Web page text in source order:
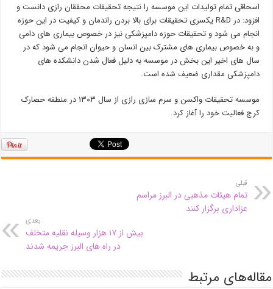
اسحاقی تمام تولیدات این موسسه را نتیجه تحقیقات محققان رازی دانست و
افزود: در R&D یکسری تحقیقات برای بالا بردن راندمان و کیفیت در این حوزه
انجام می شود و تحقیقات حوزه دامپزشکی نیز در خصوص بیماری های دامی
و به خصوص بیماری های مشترک بین انسان و حیوان انجام می شود که در
سال های اخیر این بخش در موسسه به دلیل فعال شدن دانشکده های
دامپزشکی مقداری ضعیف شده است.
موسسه تحقیقات واکسن و سرم سازی رازی از سال ۱۳۰۳ در منطقه حصارک
کرج فعالیت خود را آغاز کرد.
قبلی
تمام هیئات مذهبی در البرز مراسم
عزاداری برگزار کنند
بعدی
بیش از ۱۷ هزار وسیله نقلیه متخلف
در راه های البرز جریمه شدند
مقاله‌های مرتبط